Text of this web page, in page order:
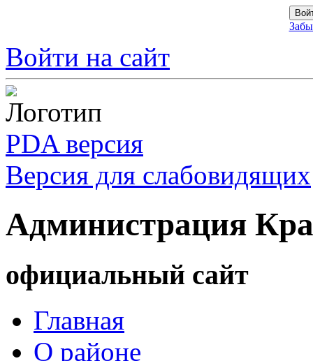
Войти на сайт
PDA версия
Версия для слабовидящих
Администрация
официальный сайт
Главная
О районе